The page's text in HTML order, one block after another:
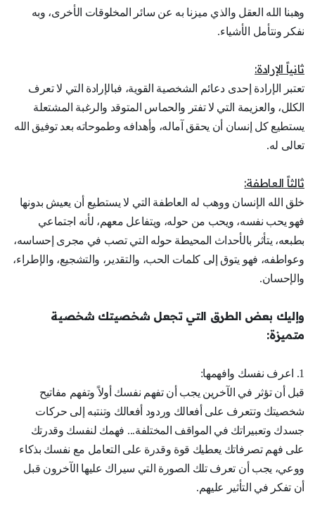
وهبنا الله العقل والذي ميزنا به عن سائر المخلوقات الأخرى، وبه
نفكر ونتأمل الأشياء.
ثانياً الإرادة:
تعتبر الإرادة إحدى دعائم الشخصية القوية، فبالإرادة التي لا تعرف
الكلل، والعزيمة التي لا تفتر والحماس المتوقد والرغبة المشتعلة
يستطيع كل إنسان أن يحقق آماله، وأهدافه وطموحاته بعد توفيق الله
تعالى له.
ثالثاً العاطفة:
خلق الله الإنسان ووهب له العاطفة التي لا يستطيع أن يعيش بدونها
فهو يحب نفسه، ويحب من حوله، ويتفاعل معهم، لأنه اجتماعي
بطبعه، يتأثر بالأحداث المحيطة حوله التي تصب في مجرى إحساسه،
وعواطفه، فهو يتوق إلى كلمات الحب، والتقدير، والتشجيع، والإطراء،
والإحسان.
وإليك بعض الطرق التي تجعل شخصيتك شخصية
متميزة:
1. اعرف نفسك وافهمها:
قبل أن تؤثر في الآخرين يجب أن تفهم نفسك أولاً وتفهم مفاتيح
شخصيتك وتتعرف على أفعالك وردود أفعالك وتنتبه إلى حركات
جسدك وتعبيراتك في المواقف المختلفة... فهمك لنفسك وقدرتك
على فهم تصرفاتك يعطيك قوة وقدرة على التعامل مع نفسك بذكاء
ووعي، يجب أن تعرف تلك الصورة التي سيراك عليها الآخرون قبل
أن تفكر في التأثير عليهم.